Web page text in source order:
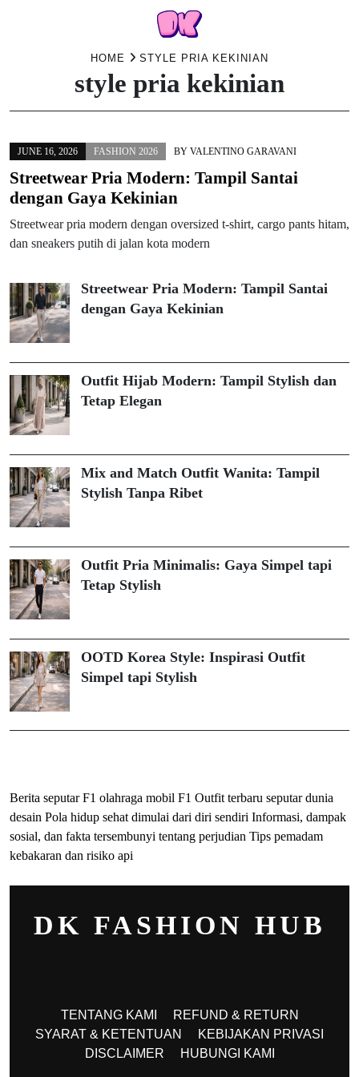
HOME STYLE PRIA KEKINIAN
style pria kekinian
JUNE 16, 2026 FASHION 2026 BY VALENTINO GARAVANI
Streetwear Pria Modern: Tampil Santai
dengan Gaya Kekinian
Streetwear pria modern dengan oversized t-shirt, cargo pants hitam,
dan sneakers putih di jalan kota modern
Streetwear Pria Modern: Tampil Santai
dengan Gaya Kekinian
Outfit Hijab Modern: Tampil Stylish dan
Tetap Elegan
Mix and Match Outfit Wanita: Tampil
Stylish Tanpa Ribet
Outfit Pria Minimalis: Gaya Simpel tapi
Tetap Stylish
OOTD Korea Style: Inspirasi Outfit
Simpel tapi Stylish
Berita seputar F1 olahraga mobil F1 Outfit terbaru seputar dunia
desain Pola hidup sehat dimulai dari diri sendiri Informasi, dampak
sosial, dan fakta tersembunyi tentang perjudian Tips pemadam
kebakaran dan risiko api
DK FASHION HUB
TENTANG KAMI
REFUND & RETURN
SYARAT & KETENTUAN
KEBIJAKAN PRIVASI
DISCLAIMER
HUBUNGI KAMI